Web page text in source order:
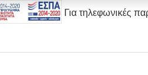
Για τηλεφωνικές